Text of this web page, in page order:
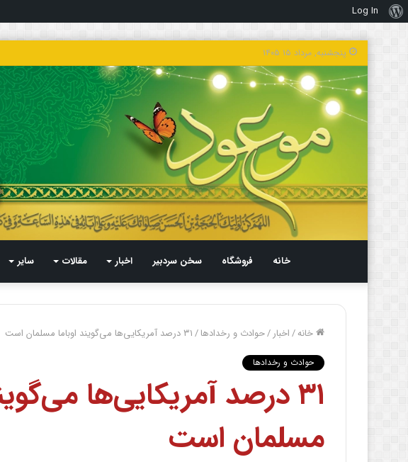
درباره
وردپرس
Log In
پنجشنبه, مرداد ۱۵ ۱۴۰۵
خانه فروشگاه سخن سردبیر اخبار مقالات سایر
خانه/اخبار /حوادث و رخدادها/۳۱ درصد آمریکایی‌ها می‌گویند اوباما مسلمان است
حوادث و رخدادها
۳۱ درصد آمریکایی‌ها
مسلمان است